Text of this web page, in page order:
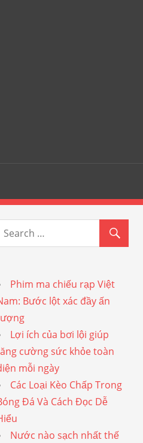
Phim ma chiếu rạp Việt
Bước lột xác đầy ấn
Lợi ích của bơi lội giúp
cường sức khỏe toàn
mỗi ngày
Các Loại Kèo Chấp Trong
Đá Và Cách Đọc Dễ
Nước nào sạch nhất thế